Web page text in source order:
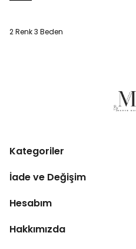
2 Renk 3 Beden
Kategoriler
İade ve Değişim
Hesabım
Hakkımızda